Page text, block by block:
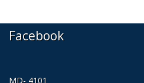
Sinteza
la
Facebook
MD- 4101